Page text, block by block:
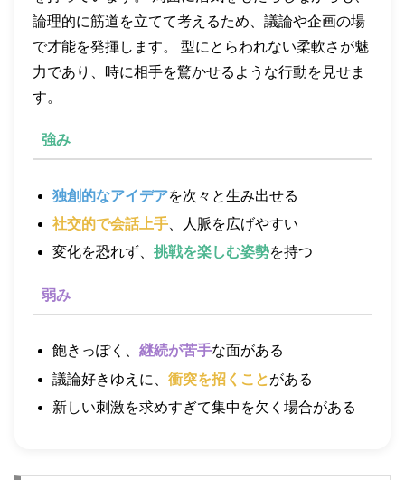
論理的に筋道を立てて考えるため、議論や企画の場
で才能を発揮します。 型にとらわれない柔軟さが魅
力であり、時に相手を驚かせるような行動を見せま
す。
強み
独創的なアイデアを次々と生み出せる
社交的で会話上手 、人脈を広げやすい
変化を恐れず、挑戦を楽しむ姿勢を持つ
弱み
飽きっぽく、継続が苦手な面がある
議論好きゆえに、衝突を招くことがある
新しい刺激を求めすぎて集中を欠く場合がある